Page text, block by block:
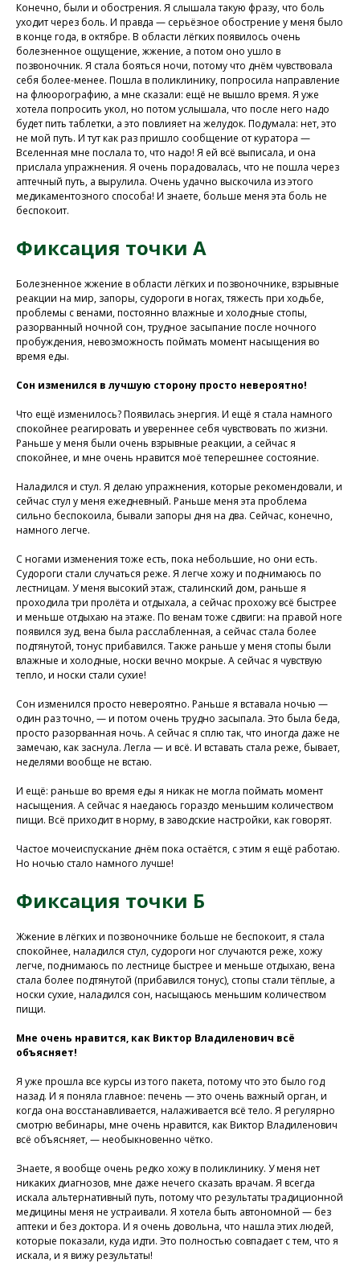
Конечно, были и обострения. Я слышала такую фразу, что боль
уходит через боль. И правда — серьёзное обострение у меня было
в конце года, в октябре. В области лёгких появилось очень
болезненное ощущение, жжение, а потом оно ушло в
позвоночник. Я стала бояться ночи, потому что днём чувствовала
себя более-менее. Пошла в поликлинику, попросила направление
на флюорографию, а мне сказали: ещё не вышло время. Я уже
хотела попросить укол, но потом услышала, что после него надо
будет пить таблетки, а это повлияет на желудок. Подумала: нет, это
не мой путь. И тут как раз пришло сообщение от куратора —
Вселенная мне послала то, что надо! Я ей всё выписала, и она
прислала упражнения. Я очень порадовалась, что не пошла через
аптечный путь, а вырулила. Очень удачно выскочила из этого
медикаментозного способа! И знаете, больше меня эта боль не
беспокоит.
Фиксация точки А
Болезненное жжение в области лёгких и позвоночнике, взрывные
реакции на мир, запоры, судороги в ногах, тяжесть при ходьбе,
проблемы с венами, постоянно влажные и холодные стопы,
разорванный ночной сон, трудное засыпание после ночного
пробуждения, невозможность поймать момент насыщения во
время еды.
Сон изменился в лучшую сторону просто невероятно!
Что ещё изменилось? Появилась энергия. И ещё я стала намного
спокойнее реагировать и увереннее себя чувствовать по жизни.
Раньше у меня были очень взрывные реакции, а сейчас я
спокойнее, и мне очень нравится моё теперешнее состояние.
Наладился и стул. Я делаю упражнения, которые рекомендовали, и
сейчас стул у меня ежедневный. Раньше меня эта проблема
сильно беспокоила, бывали запоры дня на два. Сейчас, конечно,
намного легче.
С ногами изменения тоже есть, пока небольшие, но они есть.
Судороги стали случаться реже. Я легче хожу и поднимаюсь по
лестницам. У меня высокий этаж, сталинский дом, раньше я
проходила три пролёта и отдыхала, а сейчас прохожу всё быстрее
и меньше отдыхаю на этаже. По венам тоже сдвиги: на правой ноге
появился зуд, вена была расслабленная, а сейчас стала более
подтянутой, тонус прибавился. Также раньше у меня стопы были
влажные и холодные, носки вечно мокрые. А сейчас я чувствую
тепло, и носки стали сухие!
Сон изменился просто невероятно. Раньше я вставала ночью —
один раз точно, — и потом очень трудно засыпала. Это была беда,
просто разорванная ночь. А сейчас я сплю так, что иногда даже не
замечаю, как заснула. Легла — и всё. И вставать стала реже, бывает,
неделями вообще не встаю.
И ещё: раньше во время еды я никак не могла поймать момент
насыщения. А сейчас я наедаюсь гораздо меньшим количеством
пищи. Всё приходит в норму, в заводские настройки, как говорят.
Частое мочеиспускание днём пока остаётся, с этим я ещё работаю.
Но ночью стало намного лучше!
Фиксация точки Б
Жжение в лёгких и позвоночнике больше не беспокоит, я стала
спокойнее, наладился стул, судороги ног случаются реже, хожу
легче, поднимаюсь по лестнице быстрее и меньше отдыхаю, вена
стала более подтянутой (прибавился тонус), стопы стали тёплые, а
носки сухие, наладился сон, насыщаюсь меньшим количеством
пищи.
Мне очень нравится, как Виктор Владиленович всё
объясняет!
Я уже прошла все курсы из того пакета, потому что это было год
назад. И я поняла главное: печень — это очень важный орган, и
когда она восстанавливается, налаживается всё тело. Я регулярно
смотрю вебинары, мне очень нравится, как Виктор Владиленович
всё объясняет, — необыкновенно чётко.
Знаете, я вообще очень редко хожу в поликлинику. У меня нет
никаких диагнозов, мне даже нечего сказать врачам. Я всегда
искала альтернативный путь, потому что результаты традиционной
медицины меня не устраивали. Я хотела быть автономной — без
аптеки и без доктора. И я очень довольна, что нашла этих людей,
которые показали, куда идти. Это полностью совпадает с тем, что я
искала, и я вижу результаты!
Присоединяйтесь к
нашей программе, чтобы
восстановить здоровье
без лекарств и походов в
поликлинику
Хотите проконсультироваться
с нашим специалистом?
Задать вопрос
Напишите нам в службу заботы
Программа восстановления здоровья